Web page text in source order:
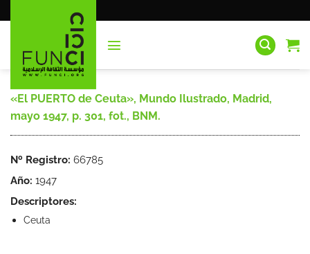
al
«El PUERTO de Ceuta», Mundo Ilustrado, Madrid,
mayo 1947, p. 301, fot., BNM.
Nº Registro: 66785
Año: 1947
Descriptores:
Ceuta